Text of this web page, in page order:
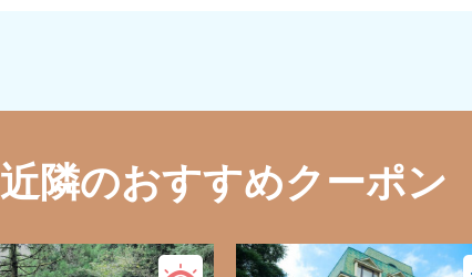
近隣のおすすめクーポン